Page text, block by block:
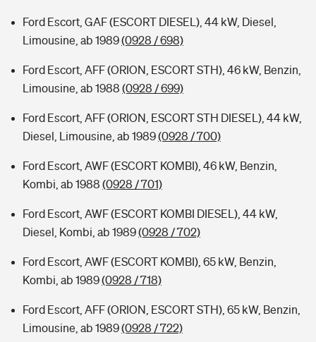
Ford Escort, GAF (ESCORT DIESEL), 44 kW, Diesel,
Limousine, ab 1989(0928 / 698)
Ford Escort, AFF (ORION, ESCORT STH), 46 kW, Benzin,
Limousine, ab 1988 (0928 / 699)
Ford Escort, AFF (ORION, ESCORT STH DIESEL), 44 kW,
Diesel, Limousine, ab 1989(0928 / 700)
Ford Escort, AWF (ESCORT KOMBI), 46 kW, Benzin,
Kombi, ab 1988 (0928 / 701)
Ford Escort, AWF (ESCORT KOMBI DIESEL), 44 kW,
Diesel, Kombi, ab 1989(0928 / 702)
Ford Escort, AWF (ESCORT KOMBI), 65 kW, Benzin,
Kombi, ab 1989(0928 / 718)
Ford Escort, AFF (ORION, ESCORT STH), 65 kW, Benzin,
Limousine, ab 1989(0928 / 722)